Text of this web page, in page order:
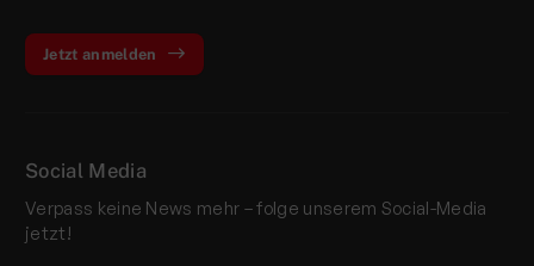
Jetzt anmelden
Social Media
Verpass keine News mehr – folge unserem Social-Media
jetzt!